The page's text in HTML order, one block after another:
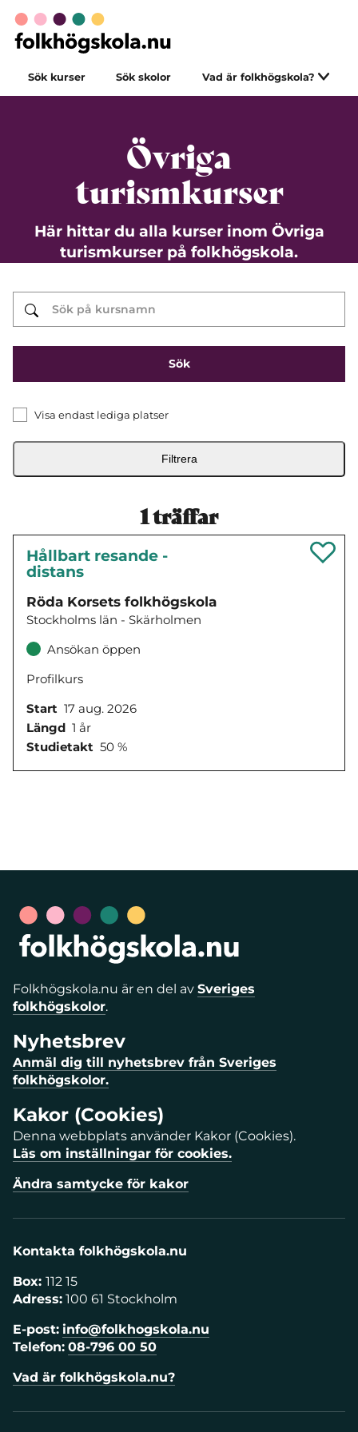
Sök kurser Sök skolor Vad är folkhögskola?
Övriga
turismkurser
Här hittar du alla kurser inom Övriga
turismkurser på folkhögskola.
Visa endast lediga platser
Filtrera
1träffar
Hållbart resande -
distans
Röda Korsets folkhögskola
Stockholms län - Skärholmen
Ansökan öppen
Profilkurs
Start 17 aug. 2026
Längd 1 år
Studietakt 50 %
Folkhögskola.nu är en del av Sveriges
folkhögskolor.
Nyhetsbrev
Anmäl dig till nyhetsbrev från Sveriges
folkhögskolor.
Kakor (Cookies)
Denna webbplats använder Kakor (Cookies).
Läs om inställningar för cookies.
Ändra samtycke för kakor
Kontakta folkhögskola.nu
Box: 112 15
Adress: 100 61 Stockholm
E-post: info@folkhogskola.nu
Telefon: 08-796 00 50
Vad är folkhögskola.nu?